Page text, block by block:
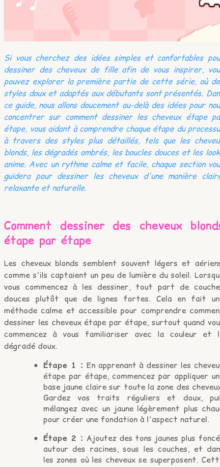
Si vous cherchez des idées simples et confortables
dessiner des cheveux de fille afin de vous inspirer,
pouvez explorer la première partie de cette série, où
styles doux et adaptés aux débutants sont présentés.
ce guide, nous allons doucement au-delà des idées pour
concentrer sur comment dessiner les cheveux étape
étape, vous aidant à comprendre chaque étape du
à travers des styles plus détaillés, tels que les
blonds, les dégradés ombrés, les boucles douces et les
anime. Avec un rythme calme et facile, chaque section
guidera pour dessiner les cheveux d'une manière
relaxante et naturelle.
Comment dessiner des cheveux
étape par étape
Les cheveux blonds semblent souvent légers et
comme s'ils captaient un peu de lumière du soleil.
vous commencez à les dessiner, tout part de
douces plutôt que de lignes fortes. Cela en fait
méthode calme et accessible pour comprendre
dessiner les cheveux étape par étape, surtout quand
commencez à vous familiariser avec la couleur et
dégradé doux.
Étape 1 : En apprenant à dessiner les
étape par étape, commencez par appliquer
base jaune claire sur toute la zone des
Gardez vos traits réguliers et doux,
mélangez avec un jaune légèrement plus
pour créer une fondation à l'aspect naturel.
Étape 2 : Ajoutez des tons jaunes plus
autour des racines, sous les couches, et
les zones où les cheveux se superposent.